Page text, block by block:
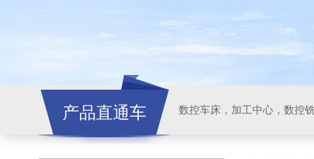
产品直通车